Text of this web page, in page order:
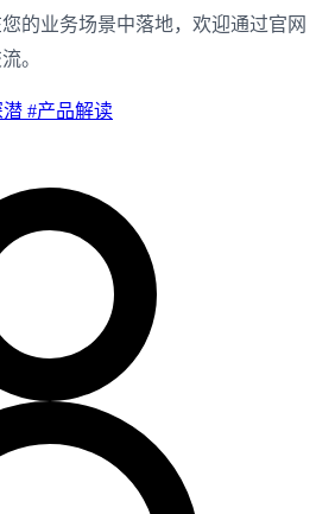
的业务场景中落地，欢迎通过官网
。
潜 #产品解读